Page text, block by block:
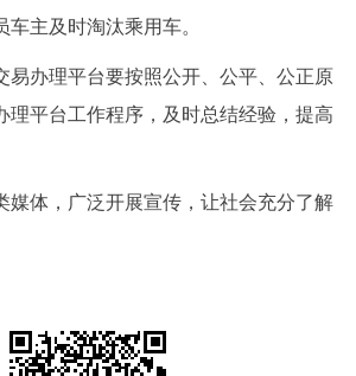
主及时淘汰乘用车。
办理平台要按照公开、公平、公正原
理平台工作程序，及时总结经验，提高
体，广泛开展宣传，让社会充分了解